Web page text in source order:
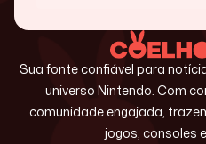
Sua fonte confiável para
universo Nintendo. Com
comunidade engajada,
jogos, consoles